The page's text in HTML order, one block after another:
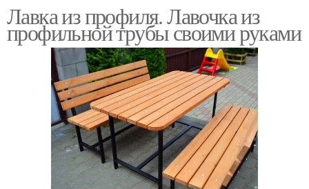
Лавка из профиля. Лавочка из
профильной трубы своими руками